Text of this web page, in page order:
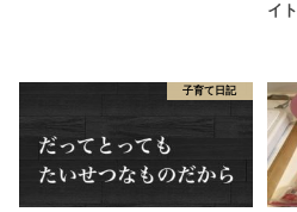
イ
子育て日記